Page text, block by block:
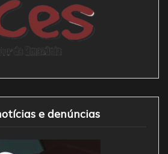
e denúncias